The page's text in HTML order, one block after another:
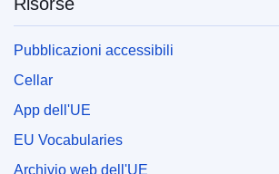
Pubblicazioni accessibili
Cellar
App dell'UE
EU Vocabularies
Archivio web dell'UE